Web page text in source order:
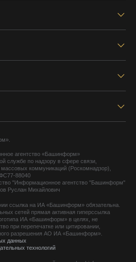
агентство «Башинформ»
службе по надзору в сфере связи,
коммуникаций (Роскомнадзор),
88040
"Информационное агентство "Башинформ"
Руслан Михайлович
ссылка на ИА «Башинформ» обязательна.
сетей прямая активная гиперссылка
ИА «Башинформ» в целях, не
при перепечатке или цитировании,
разрешения АО ИА «Башинформ».
данных
технологий